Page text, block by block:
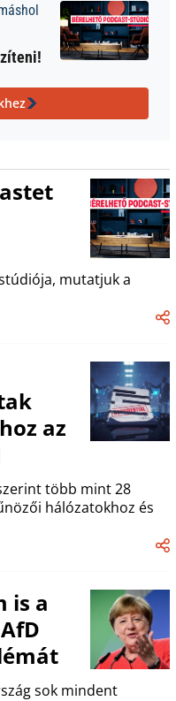
mutatjuk a
az
több mint 28
hálózatokhoz és
is a
sok mindent